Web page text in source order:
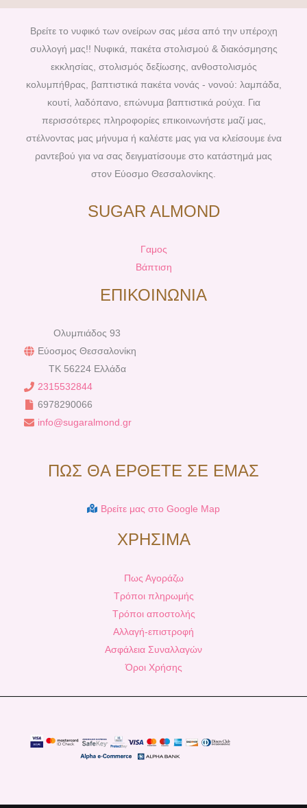
e
b
o
o
k
t
e
r
e
s
t
a
g
r
a
m
t
u
b
e
Βρείτε το νυφικό των ονείρων σας μέσα από την υπέροχη
συλλογή μας!! Νυφικά, πακέτα στολισμού & διακόσμησης
εκκλησίας, στολισμός δεξίωσης, ανθοστολισμός
κολυμπήθρας, βαπτιστικά πακέτα νονάς - νονού: λαμπάδα,
κουτί, λαδόπανο, επώνυμα βαπτιστικά ρούχα. Για
περισσότερες πληροφορίες επικοινωνήστε μαζί μας,
στέλνοντας μας μήνυμα ή καλέστε μας για να κλείσουμε ένα
ραντεβού για να σας δειγματίσουμε στο κατάστημά μας
στον Εύοσμο Θεσσαλονίκης.
SUGAR ALMOND
Γαμος
Βάπτιση
ΕΠΙΚΟΙΝΩΝΙΑ
Ολυμπιάδος 93
Εύοσμος Θεσσαλονίκη
TK 56224 Ελλάδα
2315532844
6978290066
info@sugaralmond.gr
ΠΩΣ ΘΑ ΕΡΘΕΤΕ ΣΕ ΕΜΑΣ
Βρείτε μας στο Google Map
ΧΡΗΣΙΜΑ
Πως Αγοράζω
Τρόποι πληρωμής
Τρόποι αποστολής
Αλλαγή-επιστροφή
Ασφάλεια Συναλλαγών
Όροι Χρήσης